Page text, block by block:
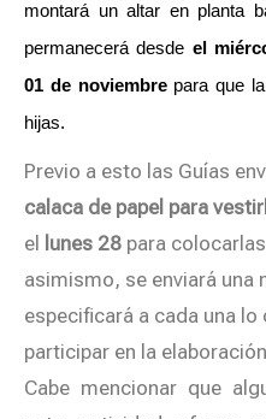
montará un altar en planta
permanecerá desde el
01 de noviembrepara que
hijas.
Previo a esto las Guías
calaca de papel para
el
lunes 28 para
asimismo, se enviará una
especificará a cada una lo
participar en la
Cabe mencionar que